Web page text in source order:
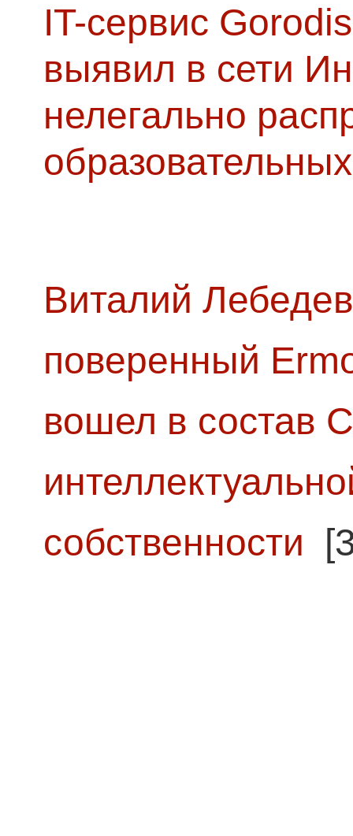
IT-сервис
выявил в сети
нелегально
Виталий
поверенный
вошел в состав
собственности